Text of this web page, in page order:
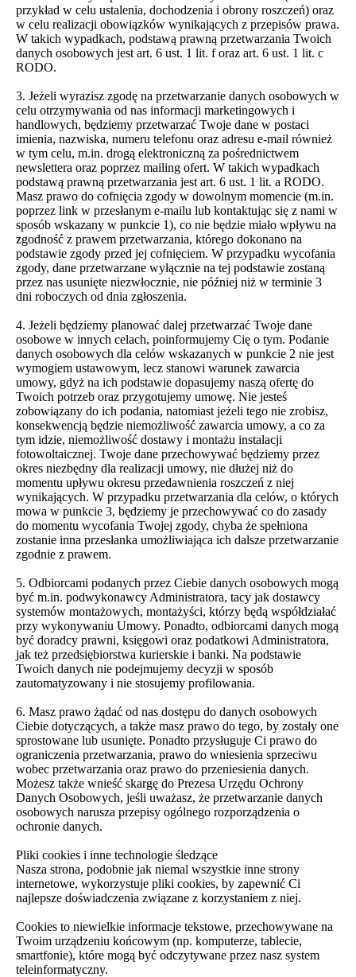
przykład w celu ustalenia, dochodzenia i obrony roszczeń) oraz
w celu realizacji obowiązków wynikających z przepisów prawa.
W takich wypadkach, podstawą prawną przetwarzania Twoich
danych osobowych jest art. 6 ust. 1 lit. f oraz art. 6 ust. 1 lit. c
RODO.
3. Jeżeli wyrazisz zgodę na przetwarzanie danych osobowych w
celu otrzymywania od nas informacji marketingowych i
handlowych, będziemy przetwarzać Twoje dane w postaci
imienia, nazwiska, numeru telefonu oraz adresu e-mail również
w tym celu, m.in. drogą elektroniczną za pośrednictwem
newslettera oraz poprzez mailing ofert. W takich wypadkach
podstawą prawną przetwarzania jest art. 6 ust. 1 lit. a RODO.
Masz prawo do cofnięcia zgody w dowolnym momencie (m.in.
poprzez link w przesłanym e-mailu lub kontaktując się z nami w
sposób wskazany w punkcie 1), co nie będzie miało wpływu na
zgodność z prawem przetwarzania, którego dokonano na
podstawie zgody przed jej cofnięciem. W przypadku wycofania
zgody, dane przetwarzane wyłącznie na tej podstawie zostaną
przez nas usunięte niezwłocznie, nie później niż w terminie 3
dni roboczych od dnia zgłoszenia.
4. Jeżeli będziemy planować dalej przetwarzać Twoje dane
osobowe w innych celach, poinformujemy Cię o tym. Podanie
danych osobowych dla celów wskazanych w punkcie 2 nie jest
wymogiem ustawowym, lecz stanowi warunek zawarcia
umowy, gdyż na ich podstawie dopasujemy naszą ofertę do
Twoich potrzeb oraz przygotujemy umowę. Nie jesteś
zobowiązany do ich podania, natomiast jeżeli tego nie zrobisz,
konsekwencją będzie niemożliwość zawarcia umowy, a co za
tym idzie, niemożliwość dostawy i montażu instalacji
fotowoltaicznej. Twoje dane przechowywać będziemy przez
okres niezbędny dla realizacji umowy, nie dłużej niż do
momentu upływu okresu przedawnienia roszczeń z niej
wynikających. W przypadku przetwarzania dla celów, o których
mowa w punkcie 3, będziemy je przechowywać co do zasady
do momentu wycofania Twojej zgody, chyba że spełniona
zostanie inna przesłanka umożliwiająca ich dalsze przetwarzanie
zgodnie z prawem.
5. Odbiorcami podanych przez Ciebie danych osobowych mogą
być m.in. podwykonawcy Administratora, tacy jak dostawcy
systemów montażowych, montażyści, którzy będą współdziałać
przy wykonywaniu Umowy. Ponadto, odbiorcami danych mogą
być doradcy prawni, księgowi oraz podatkowi Administratora,
jak też przedsiębiorstwa kurierskie i banki. Na podstawie
Twoich danych nie podejmujemy decyzji w sposób
zautomatyzowany i nie stosujemy profilowania.
6. Masz prawo żądać od nas dostępu do danych osobowych
Ciebie dotyczących, a także masz prawo do tego, by zostały one
sprostowane lub usunięte. Ponadto przysługuje Ci prawo do
ograniczenia przetwarzania, prawo do wniesienia sprzeciwu
wobec przetwarzania oraz prawo do przeniesienia danych.
Możesz także wnieść skargę do Prezesa Urzędu Ochrony
Danych Osobowych, jeśli uważasz, że przetwarzanie danych
osobowych narusza przepisy ogólnego rozporządzenia o
ochronie danych.
Pliki cookies i inne technologie śledzące
Nasza strona, podobnie jak niemal wszystkie inne strony
internetowe, wykorzystuje pliki cookies, by zapewnić Ci
najlepsze doświadczenia związane z korzystaniem z niej.
Cookies to niewielkie informacje tekstowe, przechowywane na
Twoim urządzeniu końcowym (np. komputerze, tablecie,
smartfonie), które mogą być odczytywane przez nasz system
teleinformatyczny.